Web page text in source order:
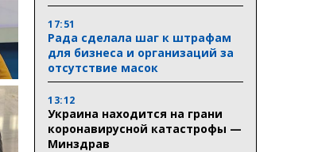
17:51
Рада сделала шаг к штрафам
для бизнеса и организаций за
отсутствие масок
13:12
Украина находится на грани
коронавирусной катастрофы —
Минздрав